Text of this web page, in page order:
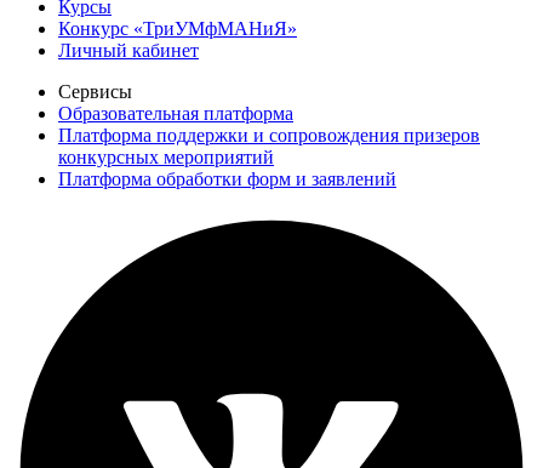
Курсы
Конкурс «ТриУМфМАНиЯ»
Личный кабинет
Сервисы
Образовательная платформа
Платформа поддержки и сопровождения призеров
конкурсных мероприятий
Платформа обработки форм и заявлений